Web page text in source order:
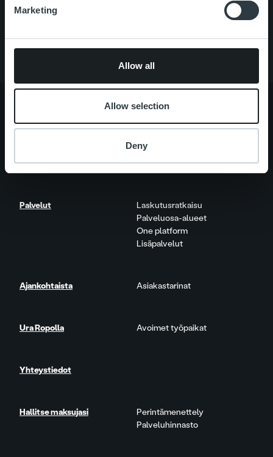
Marketing
Allow all
Allow selection
DenyIhmiset ja kulttuurimme
Vastuullisuus
Palvelut
Laskutusratkaisu
Palveluosa-alueet
One platform
Lisäpalvelut
Ajankohtaista Asiakastarinat
Ura Ropolla Avoimet työpaikat
Yhteystiedot
Hallitse maksujasi
Perintämenettely
Palveluhinnasto